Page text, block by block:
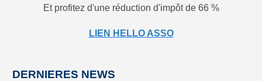
Et profitez d'une réduction d'impôt de 66 %
LIEN HELLO ASSO
DERNIERES NEWS